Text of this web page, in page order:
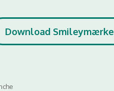
Download Smileymærke